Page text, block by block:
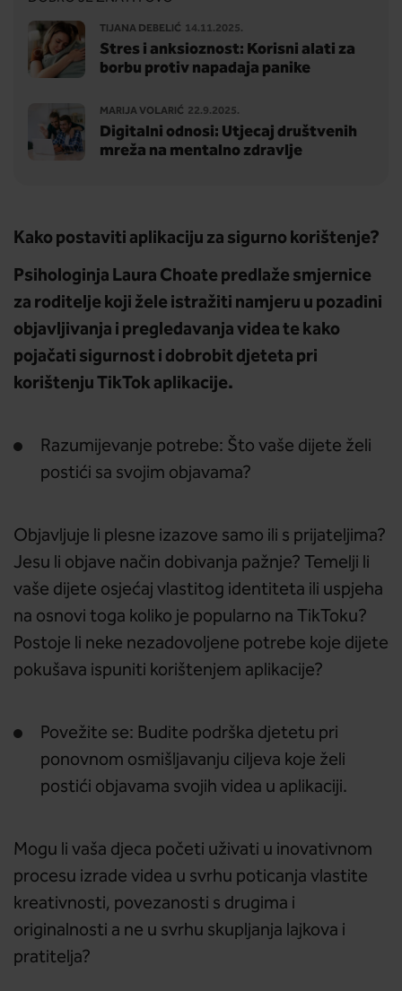
TIJANA DEBELIĆ 14.11.2025.
Stres i anksioznost: Korisni alati za
borbu protiv napadaja panike
MARIJA VOLARIĆ 22.9.2025.
Digitalni odnosi: Utjecaj društvenih
mreža na mentalno zdravlje
Kako postaviti aplikaciju za sigurno korištenje?
Psihologinja Laura Choate predlaže smjernice
za roditelje koji žele istražiti namjeru u pozadini
objavljivanja i pregledavanja videa te kako
pojačati sigurnost i dobrobit djeteta pri
korištenju TikTok aplikacije.
Razumijevanje potrebe: Što vaše dijete želi
postići sa svojim objavama?
Objavljuje li plesne izazove samo ili s prijateljima?
Jesu li objave način dobivanja pažnje? Temelji li
vaše dijete osjećaj vlastitog identiteta ili uspjeha
na osnovi toga koliko je popularno na TikToku?
Postoje li neke nezadovoljene potrebe koje dijete
pokušava ispuniti korištenjem aplikacije?
Povežite se: Budite podrška djetetu pri
ponovnom osmišljavanju ciljeva koje želi
postići objavama svojih videa u aplikaciji.
Mogu li vaša djeca početi uživati u inovativnom
procesu izrade videa u svrhu poticanja vlastite
kreativnosti, povezanosti s drugima i
originalnosti a ne u svrhu skupljanja lajkova i
pratitelja?